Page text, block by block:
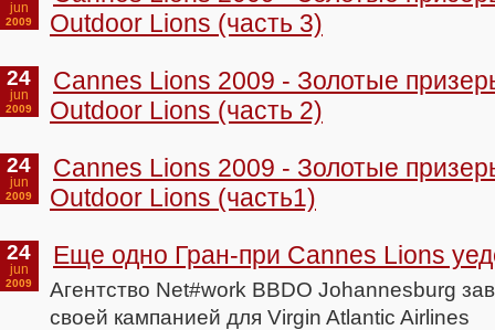
jun
2009
Outdoor Lions (часть 3)
24
jun
2009
Cannes Lions 2009 - Золотые
Outdoor Lions (часть 2)
24
jun
2009
Cannes Lions 2009 - Золотые
Outdoor Lions (часть1)
24
jun
2009
Еще одно Гран-при Cannes Lions
Агентство Net#work BBDO Johannesburg
своей кампанией для Virgin Atlantic Airlines